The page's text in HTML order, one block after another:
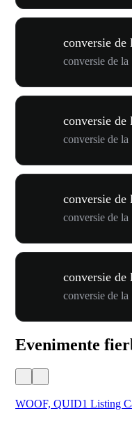
conversie
conversie de
conversie
conversie de
conversie
conversie de
conversie
conversie de
Evenimente
WOOF, QUID1 Listing